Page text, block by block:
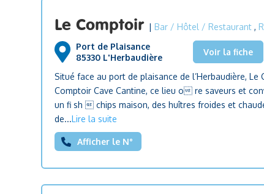
Le Comptoir |Bar / Hôtel / Restaurant ,
Port de Plaisance
85330 L'Herbaudière
Voir la fiche
Situé face au port de plaisance de l’Herbaudière,
Comptoir Cave Cantine, ce lieu o re saveurs et
un fi sh  chips maison, des huîtres froides et
de...Lire la suite
Afficher le N°